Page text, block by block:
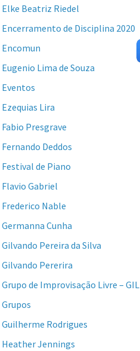
Elke Beatriz Riedel
Encerramento de Disciplina 2020
Encomun
Eugenio Lima de Souza
Eventos
Ezequias Lira
Fabio Presgrave
Fernando Deddos
Festival de Piano
Flavio Gabriel
Frederico Nable
Germanna Cunha
Gilvando Pereira da Silva
Gilvando Pererira
Grupo de Improvisação Livre – GIL
Grupos
Guilherme Rodrigues
Heather Jennings